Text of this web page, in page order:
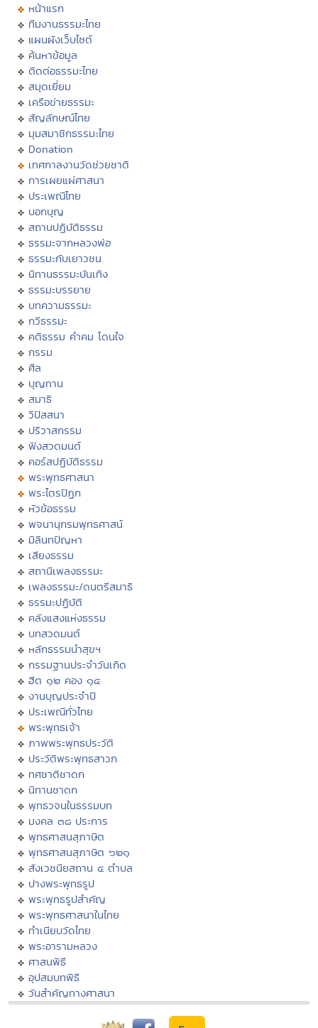
หน้าแรก
ทีมงานธรรมะไทย
แผนผังเว็บไซต์
ค้นหาข้อมูล
ติดต่อธรรมะไทย
สมุดเยี่ยม
เครือข่ายธรรมะ
สัญลักษณ์ไทย
มุมสมาชิกธรรมะไทย
Donation
เทศกาลงานวัดช่วยชาติ
การเผยแผ่ศาสนา
ประเพณีไทย
บอกบุญ
สถานปฏิบัติธรรม
ธรรมะจากหลวงพ่อ
ธรรมะกับเยาวชน
นิทานธรรมะบันเทิง
ธรรมะบรรยาย
บทความธรรมะ
กวีธรรมะ
คติธรรม คำคม โดนใจ
กรรม
ศีล
บุญทาน
สมาธิ
วิปัสสนา
ปริวาสกรรม
ฟังสวดมนต์
คอร์สปฏิบัติธรรม
พระพุทธศาสนา
พระไตรปิฏก
หัวข้อธรรม
พจนานุกรมพุทธศาสน์
มิลินทปัญหา
เสียงธรรม
สถานีเพลงธรรมะ
เพลงธรรมะ/ดนตรีสมาธิ
ธรรมะปฏิบัติ
คลังแสงแห่งธรรม
บทสวดมนต์
หลักธรรมนำสุขฯ
กรรมฐานประจำวันเกิด
ฮีต ๑๒ คอง ๑๔
งานบุญประจำปี
ประเพณีทั่วไทย
พระพุทธเจ้า
ภาพพระพุทธประวัติ
ประวัติพระพุทธสาวก
ทศชาติชาดก
นิทานชาดก
พุทธวจนในธรรมบท
มงคล ๓๘ ประการ
พุทธศาสนสุภาษิต
พุทธศาสนสุภาษิต ๖๒๑
สังเวชนียสถาน ๔ ตำบล
ปางพระพุทธรูป
พระพุทธรูปสำคัญ
พระพุทธศาสนาในไทย
ทำเนียบวัดไทย
พระอารามหลวง
ศาสนพิธี
อุปสมบทพิธี
วันสำคัญทางศาสนา